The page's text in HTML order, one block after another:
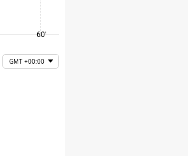
60'
GMT +00:00